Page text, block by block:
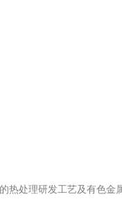
处理研发工艺及有色金